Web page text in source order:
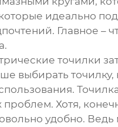
идеально
Главное –
точилки
точилку,
Хотя,
удобно.